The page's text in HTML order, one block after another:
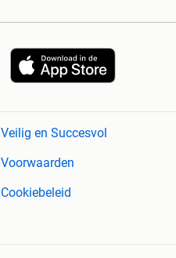
Veilig en Succesvol
Voorwaarden
Cookiebeleid